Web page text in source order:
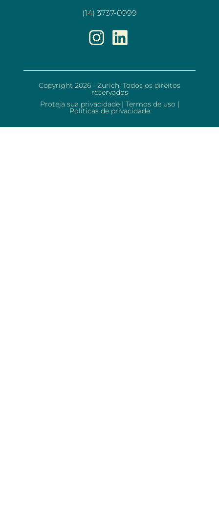
(14) 3737-0999
Copyright 2026 - Zurich. Todos os direitos
reservados
Proteja sua privacidade | Termos de uso |
Políticas de privacidade